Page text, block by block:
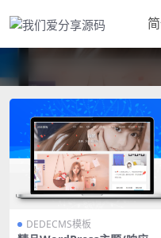
DEDECMS模板